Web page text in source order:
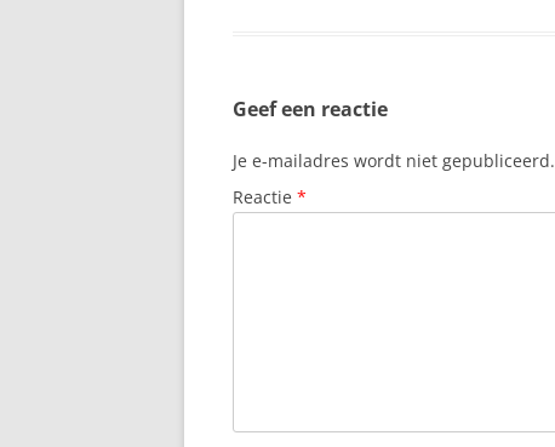
Geef een reactie
Je e-mailadres wordt niet gepubliceerd.
Reactie *